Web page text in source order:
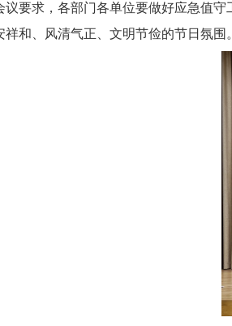
议要求，各部门各单位要做好应急值
祥和、风清气正、文明节俭的节日氛围。